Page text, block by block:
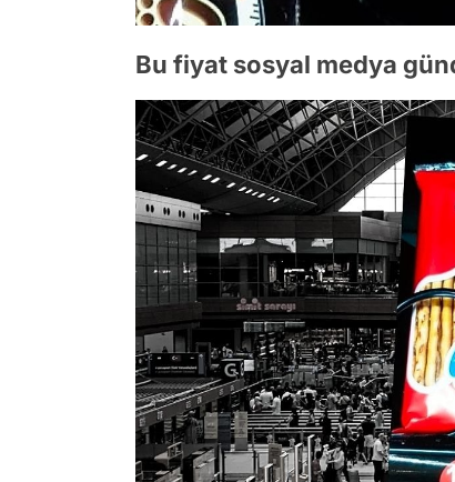
Bu fiyat sosyal medya